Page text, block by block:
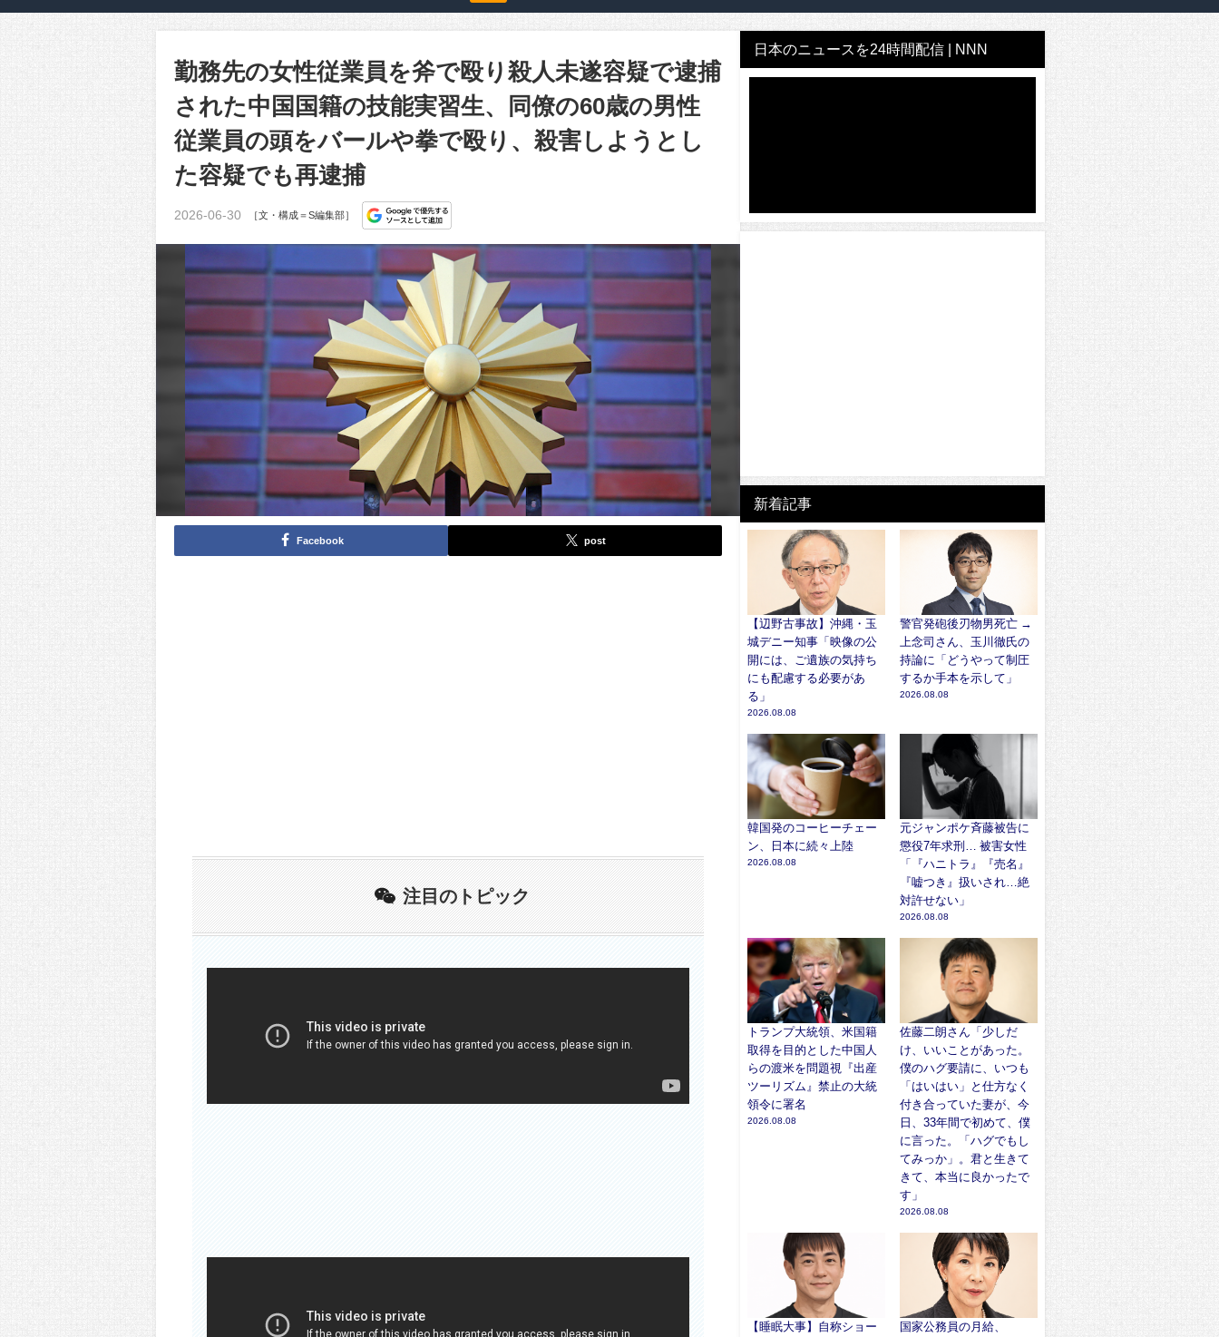
勤務先の女性従業員を斧で殴り殺人未遂容疑で逮捕
された中国国籍の技能実習生、同僚の60歳の男性
従業員の頭をバールや拳で殴り、殺害しようとし
た容疑でも再逮捕
2026-06-30 ［文・構成＝S編集部］
Facebook post
注目のトピック
日本のニュースを24時間配信 | NNN
新着記事
【辺野古事故】沖縄・玉
城デニー知事「映像の公
開には、ご遺族の気持ち
にも配慮する必要があ
る」
2026.08.08
警官発砲後刃物男死亡 →
上念司さん、玉川徹氏の
持論に「どうやって制圧
するか手本を示して」
2026.08.08
韓国発のコーヒーチェー
ン、日本に続々上陸
2026.08.08
元ジャンポケ斉藤被告に
懲役7年求刑… 被害女性
「『ハニトラ』『売名』
『嘘つき』扱いされ…絶
対許せない」
2026.08.08
トランプ大統領、米国籍
取得を目的とした中国人
らの渡米を問題視『出産
ツーリズム』禁止の大統
領令に署名
2026.08.08
佐藤二朗さん「少しだ
け、いいことがあった。
僕のハグ要請に、いつも
「はいはい」と仕方なく
付き合っていた妻が、今
日、33年間で初めて、僕
に言った。「ハグでもし
てみっか」。君と生きて
きて、本当に良かったで
す」
2026.08.08
【睡眠大事】自称ショー
国家公務員の月給、